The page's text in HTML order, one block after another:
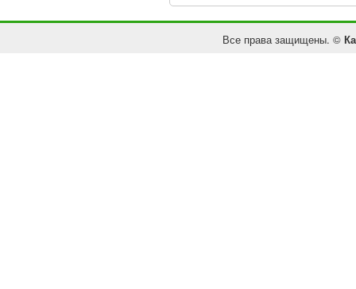
Все права защищены. ©